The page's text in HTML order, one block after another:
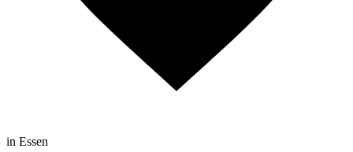
in Essen